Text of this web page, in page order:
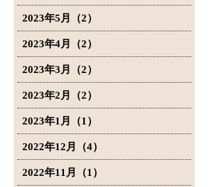
2023年5月（2）
2023年4月（2）
2023年3月（2）
2023年2月（2）
2023年1月（1）
2022年12月（4）
2022年11月（1）